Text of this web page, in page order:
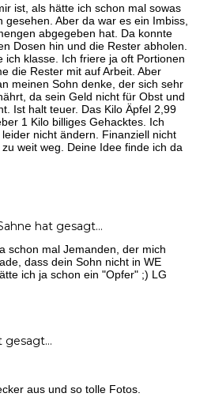
ist, als hätte ich schon mal sowas
gesehen. Aber da war es ein Imbiss,
abgegeben hat. Da konnte
Dosen hin und die Rester abholen.
ich klasse. Ich friere ja oft Portionen
die Rester mit auf Arbeit. Aber
meinen Sohn denke, der sich sehr
da sein Geld nicht für Obst und
Ist halt teuer. Das Kilo Äpfel 2,99
1 Kilo billiges Gehacktes. Ich
nicht ändern. Finanziell nicht
weit weg. Deine Idee finde ich da
hat gesagt…
schon mal Jemanden, der mich
dass dein Sohn nicht in WE
ich ja schon ein "Opfer" ;) LG
gesagt…
aus und so tolle Fotos.